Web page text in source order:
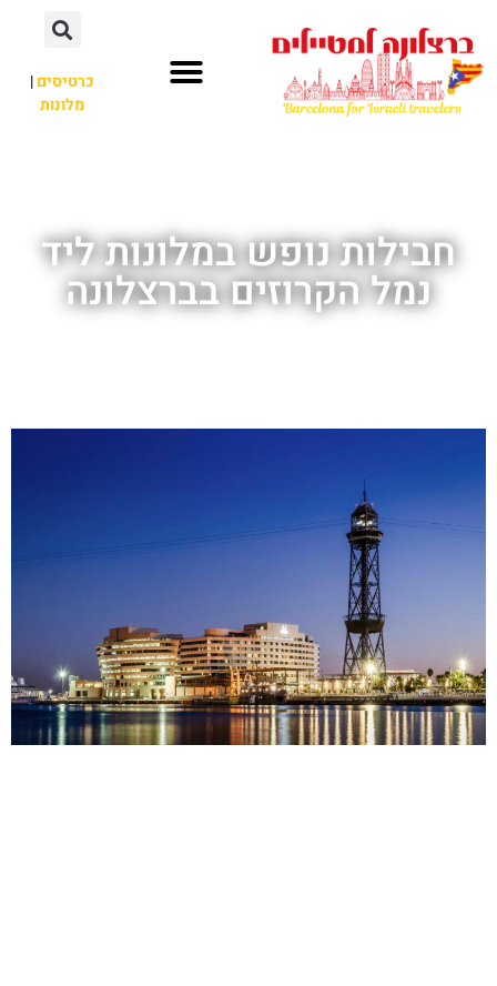
כרטיסים|
מלונות
חבילות נופש במלונות ליד
נמל הקרוזים בברצלונה